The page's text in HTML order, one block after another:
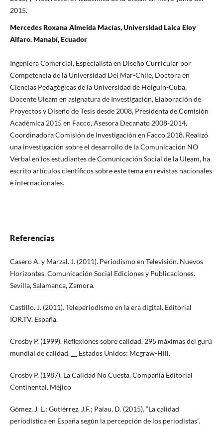
2015.
Mercedes Roxana Almeida Macías, Universidad Laica Eloy
Alfaro. Manabí, Ecuador
Ingeniera Comercial, Especialista en Diseño Curricular por
Competencia de la Universidad Del Mar-Chile, Doctora en
Ciencias Pedagógicas de la Universidad de Holguín-Cuba,
Docente Uleam en asignatura de Investigación, Elaboración de
Proyectos y Diseño de Tesis desde 2008, Presidenta de Comisión
Académica 2015 en Facco, Asesora Decanato 2008-2014,
Coordinadora Comisión de Investigación en Facco 2018. Realizó
una investigación sobre el desarrollo de la Comunicación NO
Verbal en los estudiantes de Comunicación Social de la Uleam, ha
escrito artículos científicos sobre este tema en revistas nacionales
e internacionales.
Referencias
Casero A. y Marzal. J. (2011). Periodismo en Televisión. Nuevos
Horizontes. Comunicación Social Ediciones y Publicaciones.
Sevilla, Salamanca, Zamora.
Castillo. J. (2011). Teleperiodismo en la era digital. Editorial
IOR.TV. España.
Crosby P. (1999). Reflexiones sobre calidad. 295 máximas del gurú
mundial de calidad. __ Estados Unidos: Mcgraw-Hill.
Crosby P. (1987). La Calidad No Cuesta. Compañía Editorial
Continental. Méjico
Gómez, J. L.; Gutiérrez, J.F.; Palau, D. (2015). “La calidad
periodística en España según la percepción de los periodistas”.